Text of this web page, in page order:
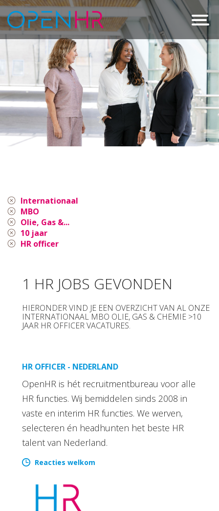
Internationaal
MBO
Olie, Gas &...
10 jaar
HR officer
1 HR JOBS GEVONDEN
HIERONDER VIND JE EEN OVERZICHT VAN AL ONZE
INTERNATIONAAL MBO OLIE, GAS & CHEMIE >10
JAAR HR OFFICER VACATURES.
HR OFFICER - NEDERLAND
OpenHR is hét recruitmentbureau voor alle
HR functies. Wij bemiddelen sinds 2008 in
vaste en interim HR functies. We werven,
selecteren én headhunten het beste HR
talent van Nederland.
Reacties welkom